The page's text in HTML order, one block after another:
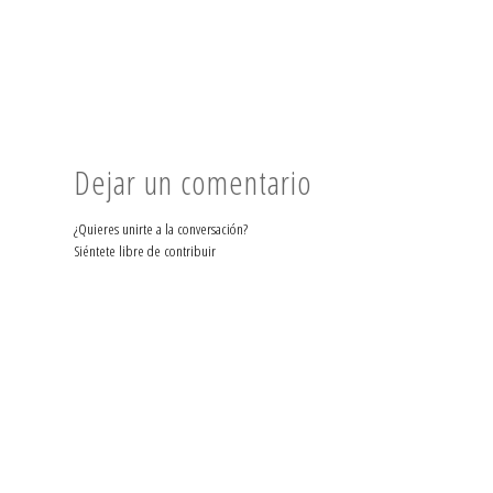
Dejar un comentario
¿Quieres unirte a la conversación?
Siéntete libre de contribuir